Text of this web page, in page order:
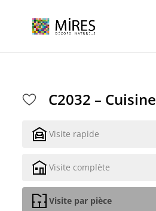
C2032 – Cuisine
Visite rapide
Visite complète
Visite par pièce